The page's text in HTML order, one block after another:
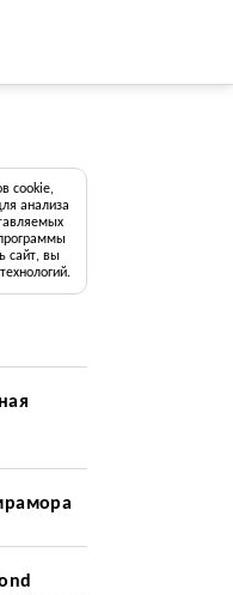
cookie,
анализа
сайт, вы